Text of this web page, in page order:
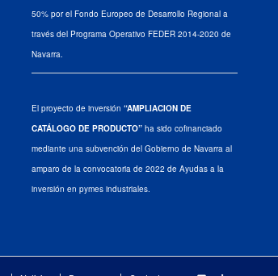
50% por el Fondo Europeo de Desarrollo Regional a
través del Programa Operativo FEDER 2014-2020 de
Navarra.
El proyecto de inversión “AMPLIACION DE
CATÁLOGO DE PRODUCTO”ha sido cofinanciado
mediante una subvención del Gobierno de Navarra al
amparo de la convocatoria de 2022 de Ayudas a la
inversión en pymes industriales.